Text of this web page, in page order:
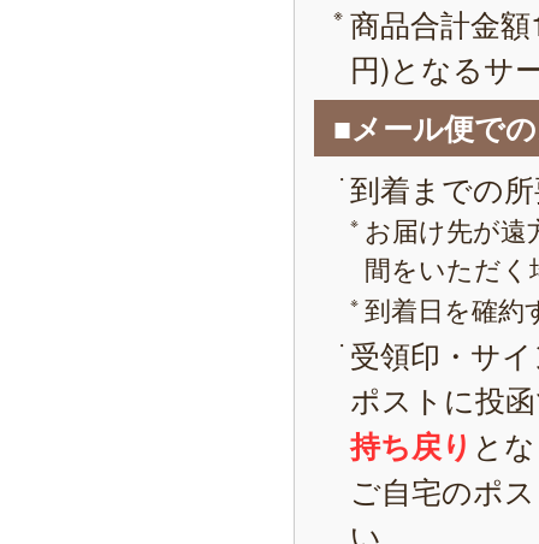
商品合計金
円)となるサ
■メール便で
到着までの
お届け先が遠
間をいただ
到着日を確約
受領印・サ
ポストに投
持ち戻り と
ご自宅のポ
い。